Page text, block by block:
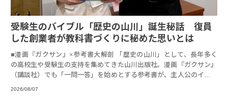
受験生のバイブル「歴史の山川」誕生秘話 復員
した創業者が教科書づくりに秘めた思いとは
■漫画『ガクサン』×参考書大解剖 「歴史の山川」として、長年多く
の高校生や受験生の支持を集めてきた山川出版社。漫画『ガクサン』
（講談社）でも「一問一答」を始めとする参考書が、主人公のイチオ
2026/08/07